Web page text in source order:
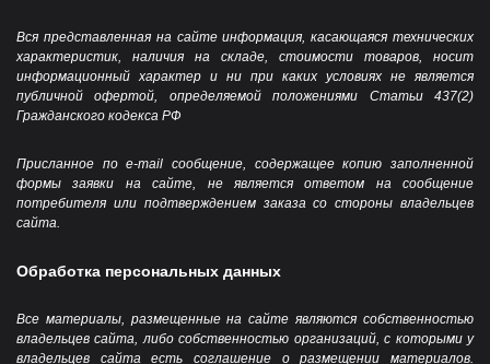
Вся представленная на сайте информация, касающаяся технических
характеристик, наличия на складе, стоимости товаров, носит
информационный характер и ни при каких условиях не является
публичной офертой, определяемой положениями Статьи 437(2)
Гражданского кодекса РФ
Присланное по e-mail сообщение, содержащее копию заполненной
формы заявки на сайте, не является ответом на сообщение
потребителя или подтверждением заказа со стороны владельцев
сайта.
Обработка персональных данных
Все материалы, размещенные на сайте являются собственностью
владельцев сайта, либо собственностью организаций, с которыми у
владельцев сайта есть соглашение о размещении материалов.